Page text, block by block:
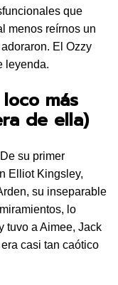
que
menos reírnos un
El Ozzy
leyenda.
más
de ella)
su primer
Elliot Kingsley,
su inseparable
lo
tuvo a Aimee, Jack
casi tan caótico